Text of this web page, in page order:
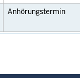
Anhörungstermin